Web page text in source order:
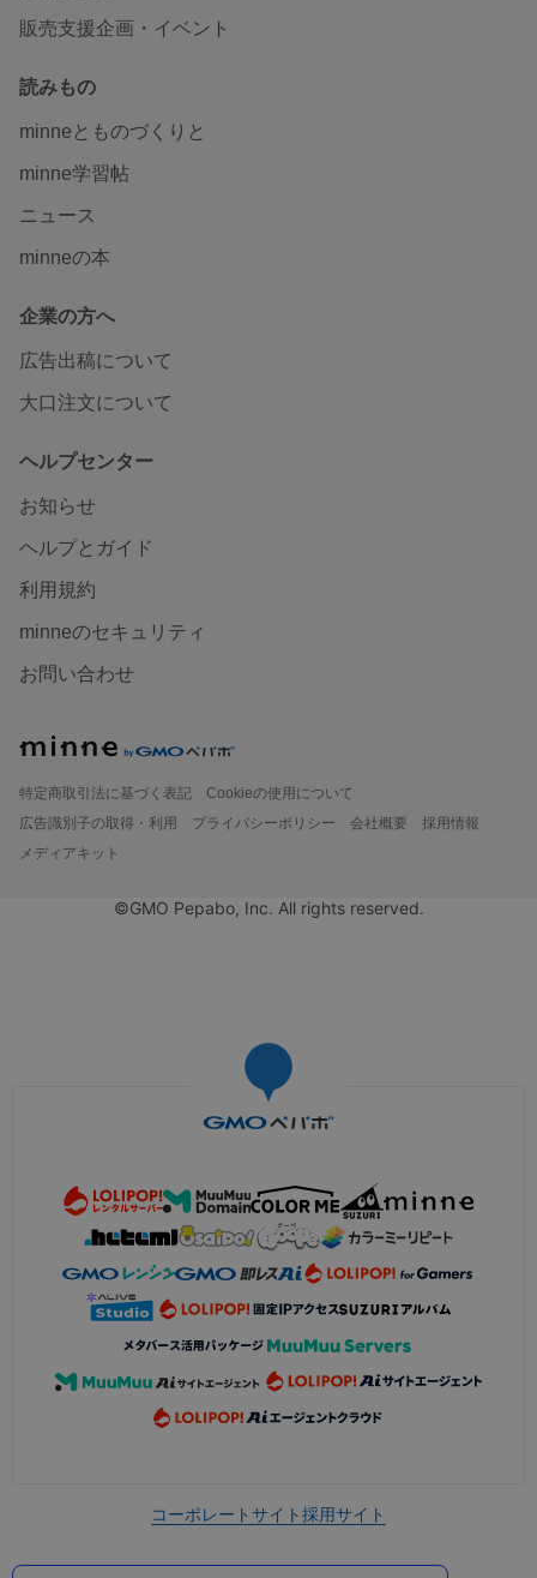
販売支援企画・イベント
読みもの
minneとものづくりと
minne学習帖
ニュース
minneの本
企業の方へ
広告出稿について
大口注文について
ヘルプセンター
お知らせ
ヘルプとガイド
利用規約
minneのセキュリティ
お問い合わせ
特定商取引法に基づく表記
Cookieの使用について
広告識別子の取得・利用
プライバシーポリシー 会社概要
採用情報
メディアキット
©GMO Pepabo, Inc. All rights reserved.
コーポレートサイト採用サイト